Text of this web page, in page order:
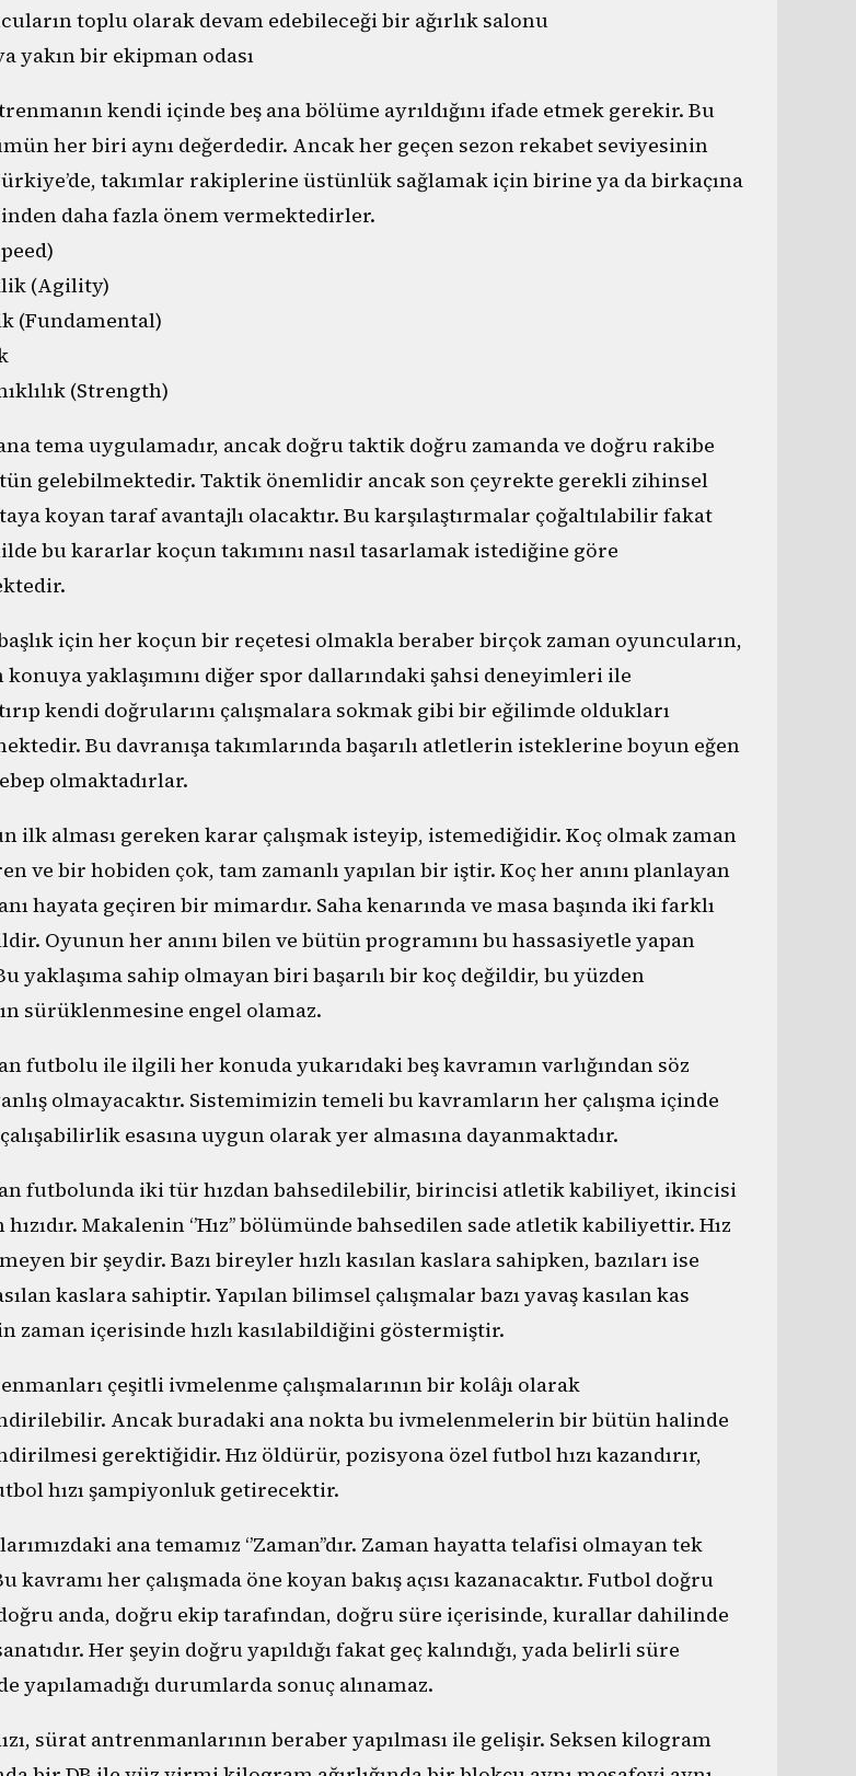
toplu olarak devam edebileceği bir ağırlık salonu
yakın bir ekipman odası
kendi içinde beş ana bölüme ayrıldığını ifade etmek gerekir. Bu
her biri aynı değerdedir. Ancak her geçen sezon rekabet seviyesinin
takımlar rakiplerine üstünlük sağlamak için birine ya da birkaçına
daha fazla önem vermektedirler.
(Agility)
(Fundamental)
(Strength)
tema uygulamadır, ancak doğru taktik doğru zamanda ve doğru rakibe
gelebilmektedir. Taktik önemlidir ancak son çeyrekte gerekli zihinsel
koyan taraf avantajlı olacaktır. Bu karşılaştırmalar çoğaltılabilir fakat
bu kararlar koçun takımını nasıl tasarlamak istediğine göre
için her koçun bir reçetesi olmakla beraber birçok zaman oyuncuların,
konuya yaklaşımını diğer spor dallarındaki şahsi deneyimleri ile
kendi doğrularını çalışmalara sokmak gibi bir eğilimde oldukları
Bu davranışa takımlarında başarılı atletlerin isteklerine boyun eğen
olmaktadırlar.
ilk alması gereken karar çalışmak isteyip, istemediğidir. Koç olmak zaman
ve bir hobiden çok, tam zamanlı yapılan bir iştir. Koç her anını planlayan
hayata geçiren bir mimardır. Saha kenarında ve masa başında iki farklı
Oyunun her anını bilen ve bütün programını bu hassasiyetle yapan
yaklaşıma sahip olmayan biri başarılı bir koç değildir, bu yüzden
sürüklenmesine engel olamaz.
futbolu ile ilgili her konuda yukarıdaki beş kavramın varlığından söz
olmayacaktır. Sistemimizin temeli bu kavramların her çalışma içinde
esasına uygun olarak yer almasına dayanmaktadır.
futbolunda iki tür hızdan bahsedilebilir, birincisi atletik kabiliyet, ikincisi
Makalenin ‘’Hız’’ bölümünde bahsedilen sade atletik kabiliyettir. Hız
bir şeydir. Bazı bireyler hızlı kasılan kaslara sahipken, bazıları ise
kaslara sahiptir. Yapılan bilimsel çalışmalar bazı yavaş kasılan kas
zaman içerisinde hızlı kasılabildiğini göstermiştir.
çeşitli ivmelenme çalışmalarının bir kolâjı olarak
Ancak buradaki ana nokta bu ivmelenmelerin bir bütün halinde
gerektiğidir. Hız öldürür, pozisyona özel futbol hızı kazandırır,
hızı şampiyonluk getirecektir.
ana temamız ‘’Zaman’’dır. Zaman hayatta telafisi olmayan tek
kavramı her çalışmada öne koyan bakış açısı kazanacaktır. Futbol doğru
anda, doğru ekip tarafından, doğru süre içerisinde, kurallar dahilinde
Her şeyin doğru yapıldığı fakat geç kalındığı, yada belirli süre
yapılamadığı durumlarda sonuç alınamaz.
sürat antrenmanlarının beraber yapılması ile gelişir. Seksen kilogram